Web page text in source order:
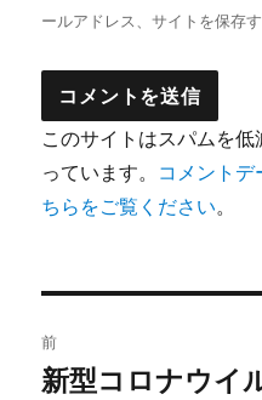
ールアドレス、サイトを保存す
このサイトはスパムを
っています。 コメントデ
ちらをご覧ください。
稿
前
前
新型コロナウイ